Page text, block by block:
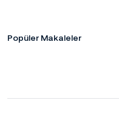
Popüler Makaleler